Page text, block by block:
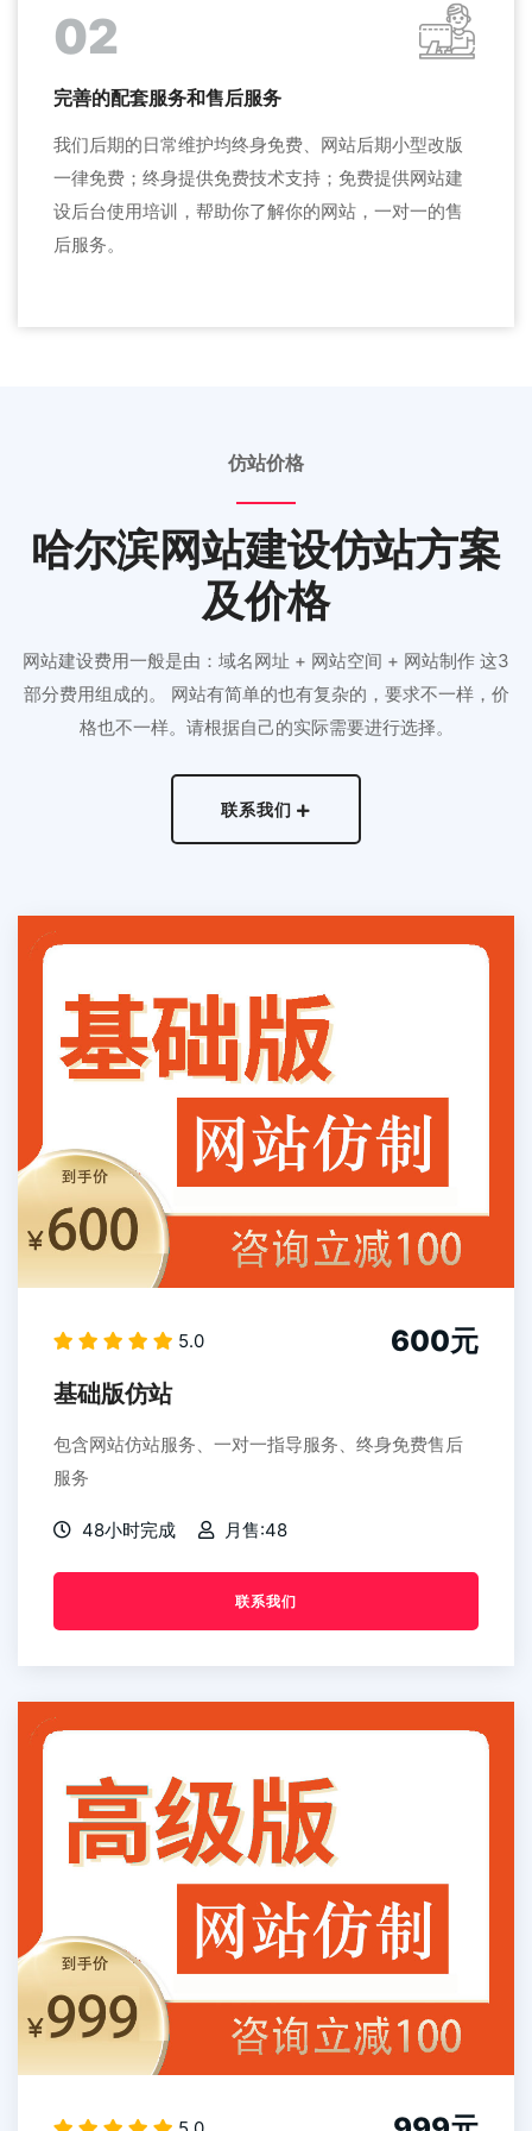
02
完善的配套服务和售后服务
我们后期的日常维护均终身免费、网站后期小型改版
一律免费；终身提供免费技术支持；免费提供网站建
设后台使用培训，帮助你了解你的网站，一对一的售
后服务。
仿站价格
哈尔滨网站建设仿站方案
及价格
网站建设费用一般是由：域名网址 + 网站空间 + 网站制作 这3
部分费用组成的。 网站有简单的也有复杂的，要求不一样，价
格也不一样。请根据自己的实际需要进行选择。
联系我们
5.0 600元
基础版仿站
包含网站仿站服务、一对一指导服务、终身免费售后
服务
48小时完成 月售:48
联系我们